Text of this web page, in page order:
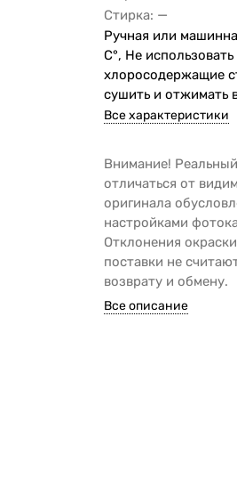
Стирка: —
Ручная или
С°, Не
хлоросодержащие
сушить и отжимать
Все характеристики
Внимание!
отличаться от
оригинала
настройками
Отклонения
поставки не
возврату и обмену.
Все описание